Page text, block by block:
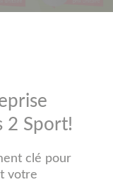
2 Sport!
clé pour
votre